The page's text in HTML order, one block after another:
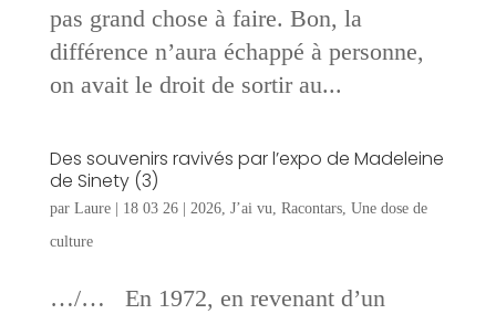
pas grand chose à faire. Bon, la
différence n’aura échappé à personne,
on avait le droit de sortir au...
Des souvenirs ravivés par l’expo de Madeleine
de Sinety (3)
par Laure| 18 03 26| 2026, J’ai vu Racontars, Une dose de
culture
…/… En 1972, en revenant d’un